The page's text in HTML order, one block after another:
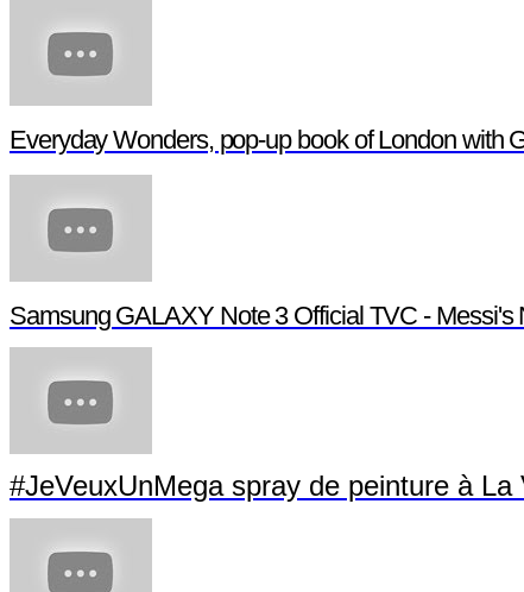
Everyday Wonders, pop-up book of London with
Samsung GALAXY Note 3 Official TVC - Messi's
#JeVeuxUnMega spray de peinture à La